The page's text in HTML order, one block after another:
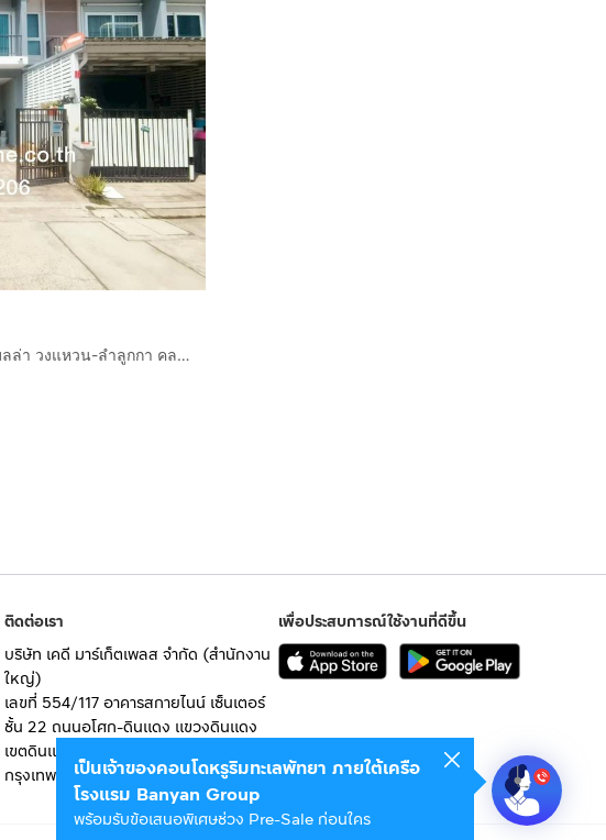
ทาวน์เฮ้าส์ 2 ชั้น 19 ตร.ว. หมู่บ้านศุภาลัยเบลล่า วงแหวน-ลำลูกกา คลอง6 ถนนลำลูกกา ถนนเทศบาลลำลูกกา1 ลำลูกกา ปทุมธานี
ติดต่อเรา
บริษัท เคดี มาร์เก็ตเพลส จำกัด (สำนักงาน
ใหญ่)
เลขที่ 554/117 อาคารสกายไนน์ เซ็นเตอร์
ชั้น 22 ถนนอโศก-ดินแดง แขวงดินแดง
เขตดินแดง
กรุงเทพมหานคร 10400
เพื่อประสบการณ์ใช้งานที่ดีขึ้น
เป็นเจ้าของคอนโดหรูริมทะเลพัทยา ภายใต้เครือ
โรงแรม Banyan Group
พร้อมรับข้อเสนอพิเศษช่วง Pre-Sale ก่อนใคร